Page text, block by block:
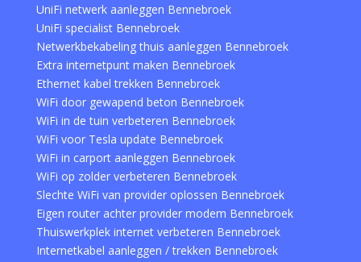
UniFi netwerk aanleggen Bennebroek
UniFi specialist Bennebroek
Netwerkbekabeling thuis aanleggen Bennebroek
Extra internetpunt maken Bennebroek
Ethernet kabel trekken Bennebroek
WiFi door gewapend beton Bennebroek
WiFi in de tuin verbeteren Bennebroek
WiFi voor Tesla update Bennebroek
WiFi in carport aanleggen Bennebroek
WiFi op zolder verbeteren Bennebroek
Slechte WiFi van provider oplossen Bennebroek
Eigen router achter provider modem Bennebroek
Thuiswerkplek internet verbeteren Bennebroek
Internetkabel aanleggen / trekken Bennebroek